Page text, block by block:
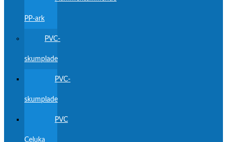
PP-ark
PVC-
skumplade
PVC-
skumplade
PVC
Celuka